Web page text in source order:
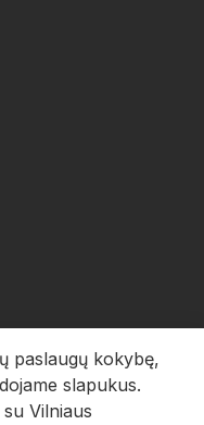
paslaugų kokybę,
slapukus.
Vilniaus